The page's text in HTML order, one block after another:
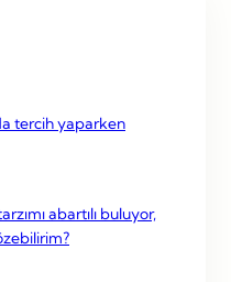
tercih yaparken
abartılı buluyor,